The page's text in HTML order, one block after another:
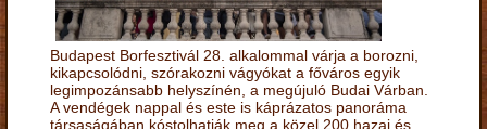
Budapest Borfesztivál 28. alkalommal várja a borozni,
kikapcsolódni, szórakozni vágyókat a főváros egyik
legimpozánsabb helyszínén, a megújuló Budai Várban.
A vendégek nappal és este is káprázatos panoráma
társaságában kóstolhatják meg a közel 200 hazai és